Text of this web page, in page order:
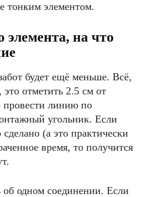
тонким элементом.
элемента, на что
будет ещё меньше. Всё,
это отметить 2.5 см от
провести линию по
угольник. Если
(а это практически
время, то получится
одном соединении. Если